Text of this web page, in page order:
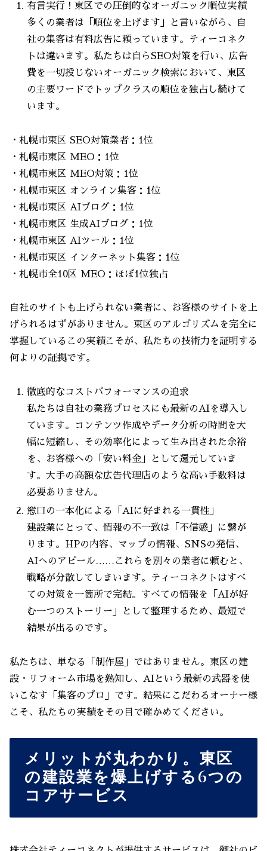
有言実行！東区での圧倒的なオーガニック順位実績
多くの業者は「順位を上げます」と言いながら、自
社の集客は有料広告に頼っています。ティーコネク
トは違います。私たちは自らSEO対策を行い、広告
費を一切投じないオーガニック検索において、東区
の主要ワードでトップクラスの順位を独占し続けて
います。
・札幌市東区 SEO対策業者：1位
・札幌市東区 MEO：1位
・札幌市東区 MEO対策：1位
・札幌市東区 オンライン集客：1位
・札幌市東区 AIブログ：1位
・札幌市東区 生成AIブログ：1位
・札幌市東区 AIツール：1位
・札幌市東区 インターネット集客：1位
・札幌市全10区 MEO：ほぼ1位独占
自社のサイトも上げられない業者に、お客様のサイトを上
げられるはずがありません。東区のアルゴリズムを完全に
掌握しているこの実績こそが、私たちの技術力を証明する
何よりの証拠です。
徹底的なコストパフォーマンスの追求
私たちは自社の業務プロセスにも最新のAIを導入し
ています。コンテンツ作成やデータ分析の時間を大
幅に短縮し、その効率化によって生み出された余裕
を、お客様への「安い料金」として還元していま
す。大手の高額な広告代理店のような高い手数料は
必要ありません。
窓口の一本化による「AIに好まれる一貫性」
建設業にとって、情報の不一致は「不信感」に繋が
ります。HPの内容、マップの情報、SNSの発信、
AIへのアピール……これらを別々の業者に頼むと、
戦略が分散してしまいます。ティーコネクトはすべ
ての対策を一箇所で完結。すべての情報を「AIが好
む一つのストーリー」として整理するため、最短で
結果が出るのです。
私たちは、単なる「制作屋」ではありません。東区の建
設・リフォーム市場を熟知し、AIという最新の武器を使
いこなす「集客のプロ」です。結果にこだわるオーナー様
こそ、私たちの実績をその目で確かめてください。
メリットが丸わかり。東区
の建設業を爆上げする6つの
コアサービス